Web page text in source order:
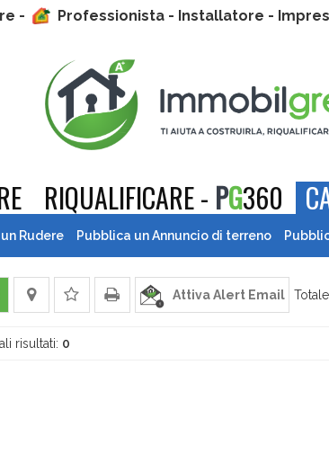
- Professionista - Installatore -
RIQUALIFICARE - PG360
Rudere Pubblica un Annuncio di terreno
Attiva Alert Email
risultati: 0